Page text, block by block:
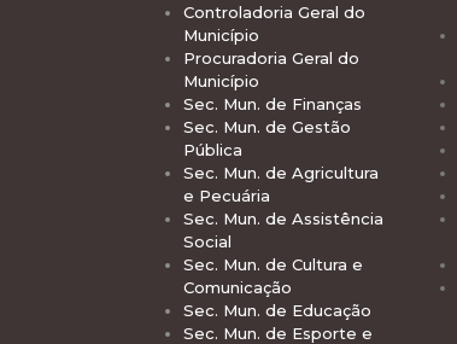
Controladoria Geral do
Município
Procuradoria Geral do
Município
Sec. Mun. de Finanças
Sec. Mun. de Gestão
Pública
Sec. Mun. de Agricultura
e Pecuária
Sec. Mun. de Assistência
Social
Sec. Mun. de Cultura e
Comunicação
Sec. Mun. de Educação
Sec. Mun. de Esporte e